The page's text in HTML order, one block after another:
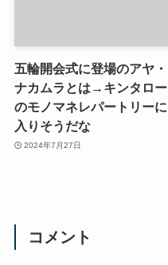
五輪開会式に登場のアヤ・
ナカムラとは→キンタロー
のモノマネレパートリーに
入りそうだな
2024年7月27日
コメント